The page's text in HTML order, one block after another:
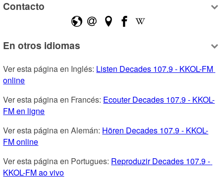
Contacto
En otros idiomas
Ver esta página en Inglés: Listen Decades 107.9 - KKOL-FM
online
Ver esta página en Francés: Ecouter Decades 107.9 - KKOL-
FM en ligne
Ver esta página en Alemán: Hören Decades 107.9 - KKOL-
FM online
Ver esta página en Portugues: Reproduzir Decades 107.9 -
KKOL-FM ao vivo